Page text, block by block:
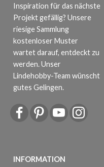
Inspiration für das nächste
Projekt gefällig? Unsere
riesige Sammlung
kostenloser Muster
wartet darauf, entdeckt zu
werden. Unser
Lindehobby-Team wünscht
gutes Gelingen.
INFORMATION